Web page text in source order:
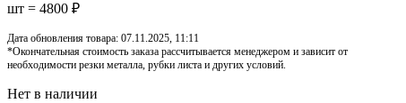
шт = 4800 ₽
Дата обновления товара: 07.11.2025, 11:11
*Окончательная стоимость заказа рассчитывается менеджером и зависит от
необходимости резки металла, рубки листа и других условий.
Нет в наличии